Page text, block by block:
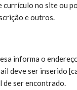
currículo no site ou
e outros.
informa o
deve ser inserido
de ser encontrado.